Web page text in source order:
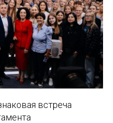
встреча